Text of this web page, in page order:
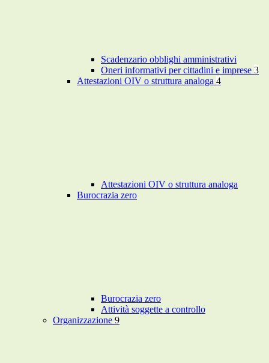
Scadenzario obblighi amministrativi
Oneri informativi per cittadini e imprese 3
Attestazioni OIV o struttura analoga 4
Attestazioni OIV o struttura analoga
Burocrazia zero
Burocrazia zero
Attività soggette a controllo
Organizzazione 9